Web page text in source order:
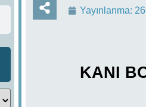
Yayınlanma:
KANI